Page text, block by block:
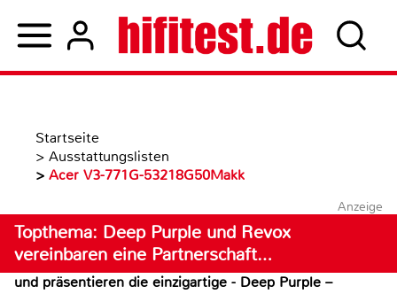
Startseite
> Ausstattungslisten
> Acer V3-771G-53218G50Makk
Anzeige
Topthema: Deep Purple und Revox
vereinbaren eine Partnerschaft…
und präsentieren die einzigartige - Deep Purple –